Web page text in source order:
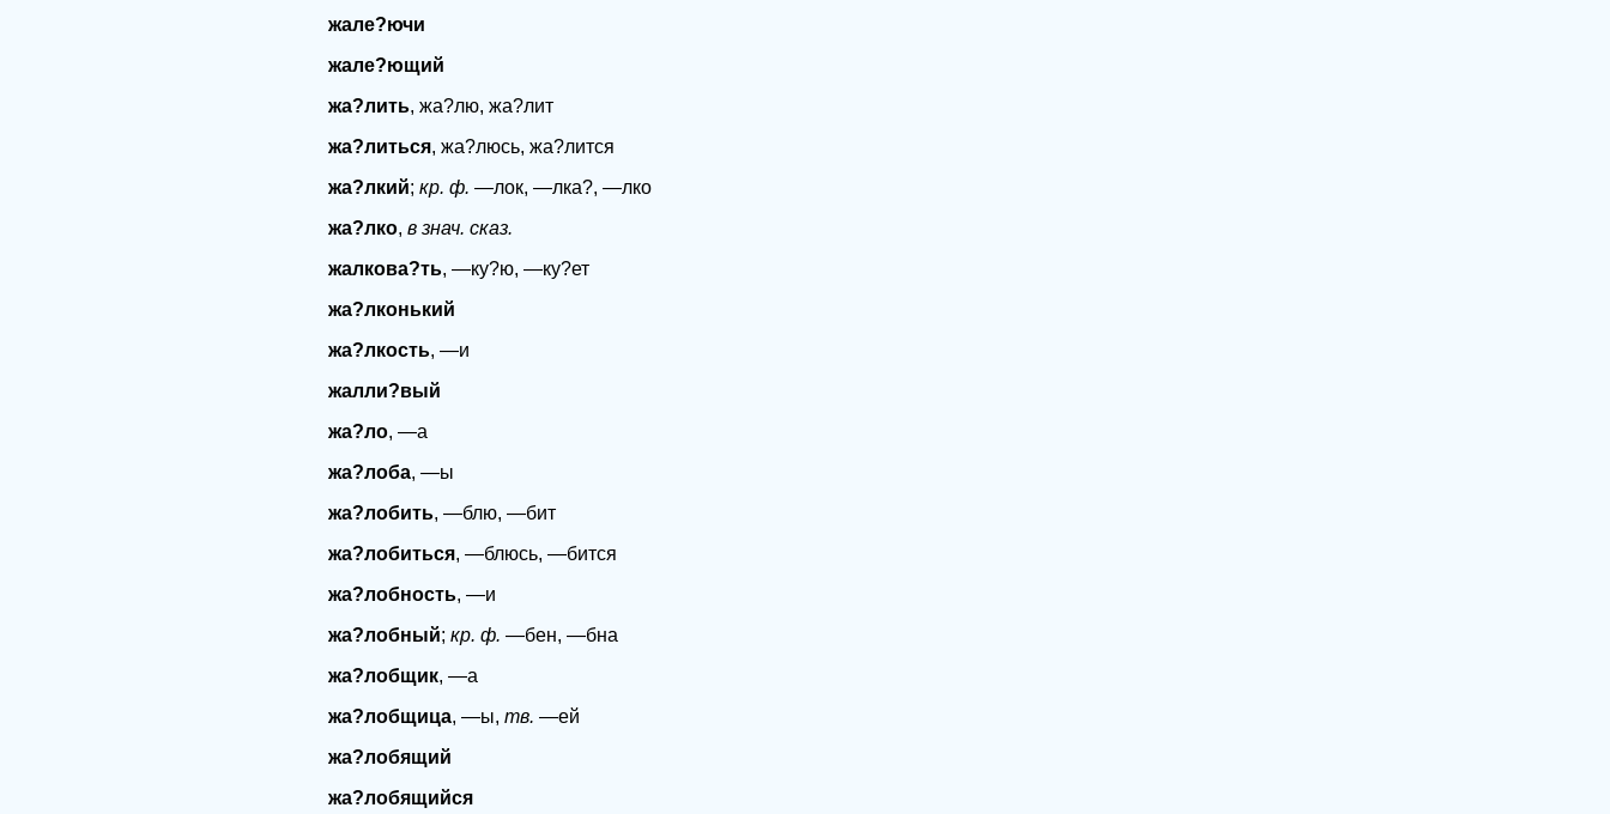
жале?ючи
жале?ющий
жа?лить, жа?лю, жа?лит
жа?литься, жа?люсь, жа?лится
жа?лкий; кр. ф. —лок, —лка?, —лко
жа?лко, в знач. сказ.
жалкова?ть, —ку?ю, —ку?ет
жа?лконький
жа?лкость, —и
жалли?вый
жа?ло, —а
жа?лоба, —ы
жа?лобить, —блю, —бит
жа?лобиться, —блюсь, —бится
жа?лобность, —и
жа?лобный; кр. ф. —бен, —бна
жа?лобщик, —а
жа?лобщица, —ы, тв. —ей
жа?лобящий
жа?лобящийся